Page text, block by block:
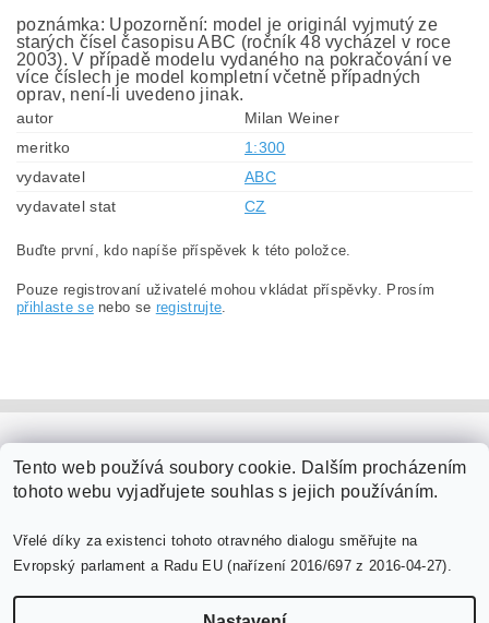
poznámka: Upozornění: model je originál vyjmutý ze
starých čísel časopisu ABC (ročník 48 vycházel v roce
2003). V případě modelu vydaného na pokračování ve
více číslech je model kompletní včetně případných
oprav, není-li uvedeno jinak.
autor
Milan Weiner
meritko
1:300
vydavatel
ABC
vydavatel stat
CZ
Buďte první, kdo napíše příspěvek k této položce.
Pouze registrovaní uživatelé mohou vkládat příspěvky. Prosím
přihlaste senebo se registrujte.
Tento web používá soubory cookie. Dalším procházením
tohoto webu vyjadřujete souhlas s jejich používáním.
Vřelé díky za existenci tohoto otravného dialogu směřujte na
Evropský parlament a Radu EU (nařízení 2016/697 z 2016-04-27).